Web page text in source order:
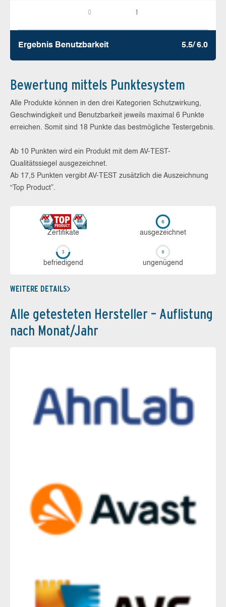
0 1
Ergebnis Benutz­barkeit 5.5/ 6.0
Bewertung mittels Punktesystem
Alle Produkte können in den drei Kategorien Schutzwirkung,
Geschwindigkeit und Benutzbarkeit jeweils maximal 6 Punkte
erreichen. Somit sind 18 Punkte das bestmögliche Testergebnis.
Ab 10 Punkten wird ein Produkt mit dem AV-TEST-
Qualitätssiegel ausgezeichnet.
Ab 17,5 Punkten vergibt AV-TEST zusätzlich die Auszeichnung
“Top Product”.
Zerti­fikate aus­ge­zeich­net
be­frie­di­gend un­ge­nü­gend
WEITERE DETAILS
Alle getesteten Hersteller – Auflistung
nach Monat/Jahr